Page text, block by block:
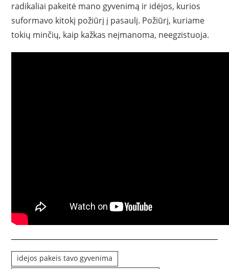
radikaliai pakeitė mano gyvenimą ir idėjos, kurios
suformavo kitokį požiūrį į pasaulį. Požiūrį, kuriame
tokių minčių, kaip kažkas neįmanoma, neegzistuoja.
idejos pakeis tavo gyvenima